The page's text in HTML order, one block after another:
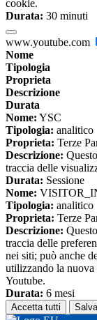
cookie.
Durata: 30 minuti
www.youtube.com
Nome
Tipologia
Proprieta
Descrizione
Durata
Nome: YSC
Tipologia: analitico
Proprieta: Terze
Descrizione:
traccia delle
Durata: Sessione
Nome:
Tipologia: analitico
Proprieta: Terze
Descrizione:
traccia delle
nei siti; può anche
utilizzando la
Youtube.
Durata: 6 mesi
Accetta tutti